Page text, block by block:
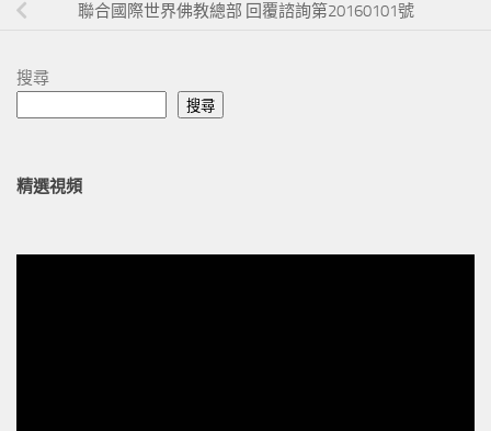
聯合國際世界佛教總部 回覆諮詢第20160101號
搜尋
搜尋
精選視頻